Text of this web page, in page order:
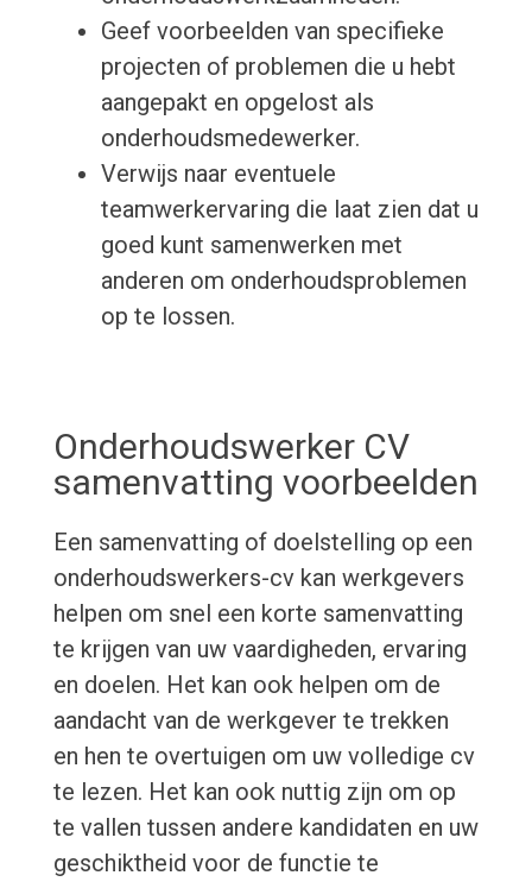
Geef voorbeelden van specifieke
projecten of problemen die u hebt
aangepakt en opgelost als
onderhoudsmedewerker.
Verwijs naar eventuele
teamwerkervaring die laat zien dat u
goed kunt samenwerken met
anderen om onderhoudsproblemen
op te lossen.
Onderhoudswerker CV
samenvatting voorbeelden
Een samenvatting of doelstelling op een
onderhoudswerkers-cv kan werkgevers
helpen om snel een korte samenvatting
te krijgen van uw vaardigheden, ervaring
en doelen. Het kan ook helpen om de
aandacht van de werkgever te trekken
en hen te overtuigen om uw volledige cv
te lezen. Het kan ook nuttig zijn om op
te vallen tussen andere kandidaten en uw
geschiktheid voor de functie te